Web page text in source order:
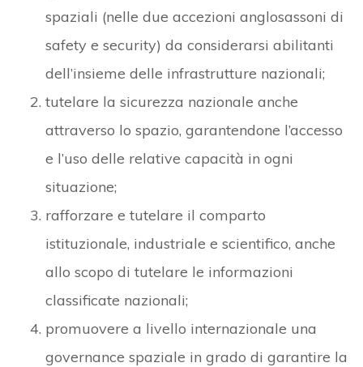
spaziali (nelle due accezioni anglosassoni di
safety e security) da considerarsi abilitanti
dell’insieme delle infrastrutture nazionali;
tutelare la sicurezza nazionale anche
attraverso lo spazio, garantendone l’accesso
e l’uso delle relative capacità in ogni
situazione;
rafforzare e tutelare il comparto
istituzionale, industriale e scientifico, anche
allo scopo di tutelare le informazioni
classificate nazionali;
promuovere a livello internazionale una
governance spaziale in grado di garantire la